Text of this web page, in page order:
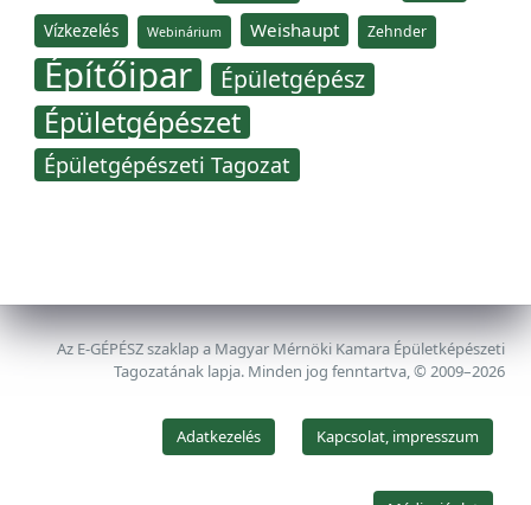
Vízkezelés Webinárium Weishaupt Zehnder
Építőipar Épületgépész
Épületgépészet
Épületgépészeti Tagozat
Az E-GÉPÉSZ szaklap a Magyar Mérnöki Kamara Épületképészeti
Tagozatának lapja. Minden jog fenntartva, © 2009–2026
Adatkezelés Kapcsolat, impresszum